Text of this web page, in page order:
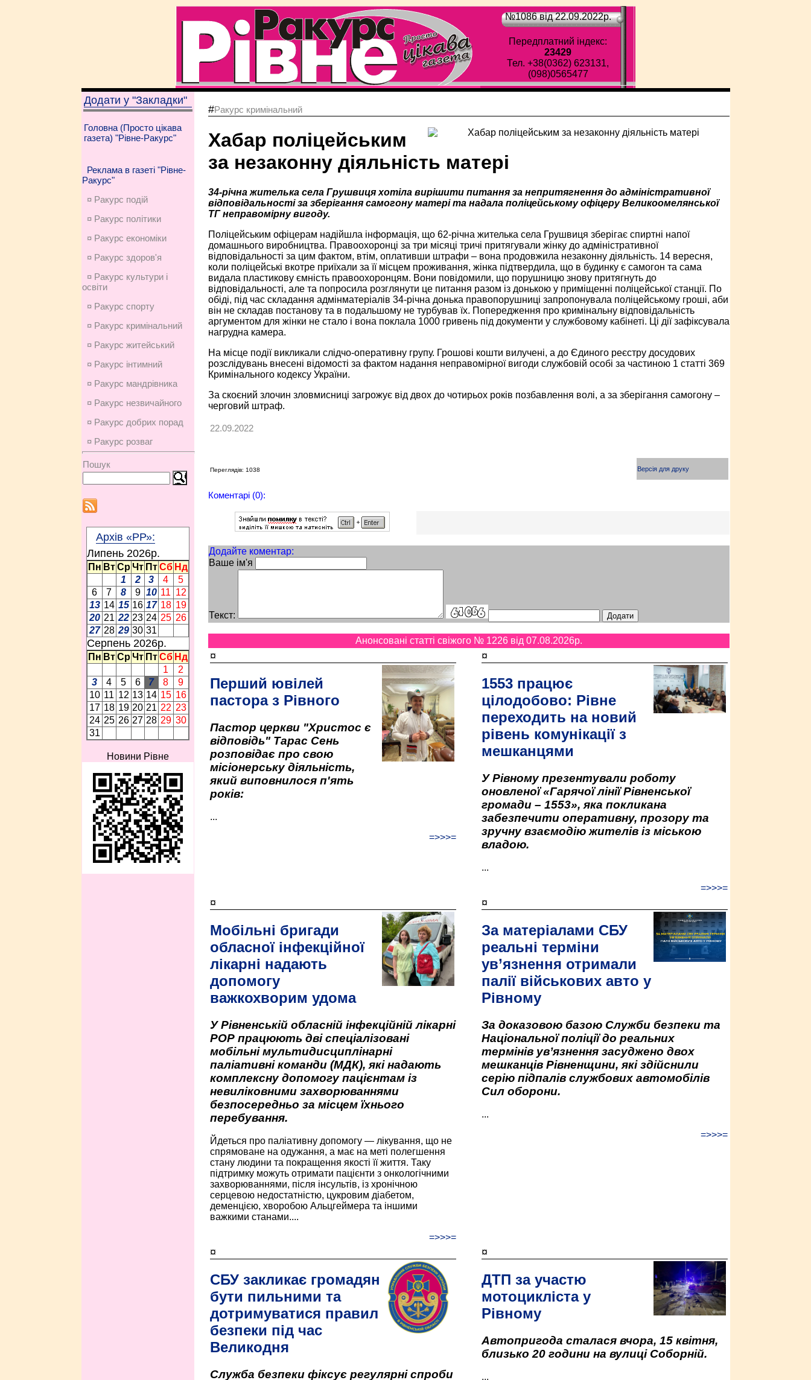
№1086 від 22.09.2022p.
Передплатний індекс:
23429
Тел. +38(0362) 623131,
(098)0565477
Додати у "Закладки"
Головна (Просто цікава
газета) "Рівне-Ракурс"
Реклама в газеті "Рівне-
Ракурс"
¤ Ракурс подій
¤ Ракурс політики
¤ Ракурс економiки
¤ Ракурс здоров'я
¤ Ракурс культури і
освіти
¤ Ракурс спорту
¤ Ракурс кримінальний
¤ Ракурс житейський
¤ Ракурс інтимний
¤ Ракурс мандрівника
¤ Ракурс незвичайного
¤ Ракурс добрих порад
¤ Ракурс розваг
Пошук
Архів «РР»:
Липень 2026p.
Пн Вт Ср Чт Пт Сб Нд
1
2 3 4
5
6
7 8 9 10 11 12
13 14 15 16 17 18 19
20 21 22 23 24 25 26
27 28 29 30 31
Серпень 2026p.
Пн Вт Ср Чт Пт Сб Нд
1
2
3
4 5 6 7 8
9
10 11 12 13 14 15 16
17 18 19 20 21 22 23
24 25 26 27 28 29 30
31
Новини Рівне
#Ракурс кримінальний
Хабар поліцейським
за незаконну діяльність матері
34-річна жителька села Грушвиця хотіла вирішити питання за непритягнення до адміністративної
відповідальності за зберігання самогону матері та надала поліцейському офіцеру Великоомелянської
ТГ неправомірну вигоду.
Поліцейським офіцерам надійшла інформація, що 62-річна жителька села Грушвиця зберігає спиртні напої
домашнього виробництва. Правоохоронці за три місяці тричі притягували жінку до адміністративної
відповідальності за цим фактом, втім, оплативши штрафи – вона продовжила незаконну діяльність. 14 вересня,
коли поліцейські вкотре приїхали за її місцем проживання, жінка підтвердила, що в будинку є самогон та сама
видала пластикову ємність правоохоронцям. Вони повідомили, що порушницю знову притягнуть до
відповідальності, але та попросила розглянути це питання разом із донькою у приміщенні поліцейської станції. По
обіді, під час складання адмінматеріалів 34-річна донька правопорушниці запропонувала поліцейському гроші, аби
він не складав постанову та в подальшому не турбував їх. Попередження про кримінальну відповідальність
аргументом для жінки не стало і вона поклала 1000 гривень під документи у службовому кабінеті. Ці дії зафіксувала
нагрудна камера.
На місце події викликали слідчо-оперативну групу. Грошові кошти вилучені, а до Єдиного реєстру досудових
розслідувань внесені відомості за фактом надання неправомірної вигоди службовій особі за частиною 1 статті 369
Кримінального кодексу України.
За скоєний злочин зловмисниці загрожує від двох до чотирьох років позбавлення волі, а за зберігання самогону –
черговий штраф.
22.09.2022
Переглядів: 1038 Версія для друку
Коментарі (0):
Додайте коментар:
Ваше ім'я
Текст:
Анонсовані статті свіжого № 1226 від 07.08.2026p.
¤
Перший ювілей
пастора з Рівного
Пастор церкви "Христос є
відповідь" Тарас Сень
розповідає про свою
місіонерську діяльність,
який виповнилося п'ять
років:
...
=>>>=
¤
1553 працює
цілодобово: Рівне
переходить на новий
рівень комунікації з
мешканцями
У Рівному презентували роботу
оновленої «Гарячої лінії Рівненської
громади – 1553», яка покликана
забезпечити оперативну, прозору та
зручну взаємодію жителів із міською
владою.
...
=>>>=
¤
Мобільні бригади
обласної інфекційної
лікарні надають
допомогу
важкохворим удома
У Рівненській обласній інфекційній лікарні
РОР працюють дві спеціалізовані
мобільні мультидисциплінарні
паліативні команди (МДК), які надають
комплексну допомогу пацієнтам із
невиліковними захворюваннями
безпосередньо за місцем їхнього
перебування.
Йдеться про паліативну допомогу — лікування, що не
спрямоване на одужання, а має на меті полегшення
стану людини та покращення якості її життя. Таку
підтримку можуть отримати пацієнти з онкологічними
захворюваннями, після інсультів, із хронічною
серцевою недостатністю, цукровим діабетом,
деменцією, хворобою Альцгеймера та іншими
важкими станами....
=>>>=
¤
За матеріалами СБУ
реальні терміни
ув’язнення отримали
палії військових авто у
Рівному
За доказовою базою Служби безпеки та
Національної поліції до реальних
термінів ув’язнення засуджено двох
мешканців Рівненщини, які здійснили
серію підпалів службових автомобілів
Сил оборони.
...
=>>>=
¤
СБУ закликає громадян
бути пильними та
дотримуватися правил
безпеки під час
Великодня
Служба безпеки фіксує регулярні спроби
¤
ДТП за участю
мотоцикліста у
Рівному
Автопригода сталася вчора, 15 квітня,
близько 20 години на вулиці Соборній.
...